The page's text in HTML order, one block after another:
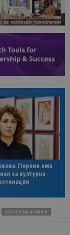
Перник има
за културна
ХОТЕЛ БЪЛГАРИЯ